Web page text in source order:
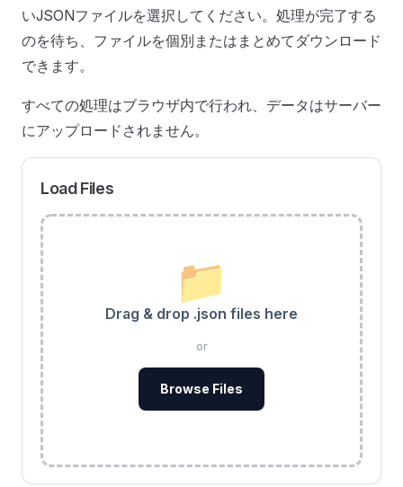
いJSONファイルを選択してください。処理が完了する
のを待ち、ファイルを個別またはまとめてダウンロード
できます。
すべての処理はブラウザ内で行われ、データはサーバー
にアップロードされません。
Load Files
📁
Drag & drop .json files here
or
Browse Files